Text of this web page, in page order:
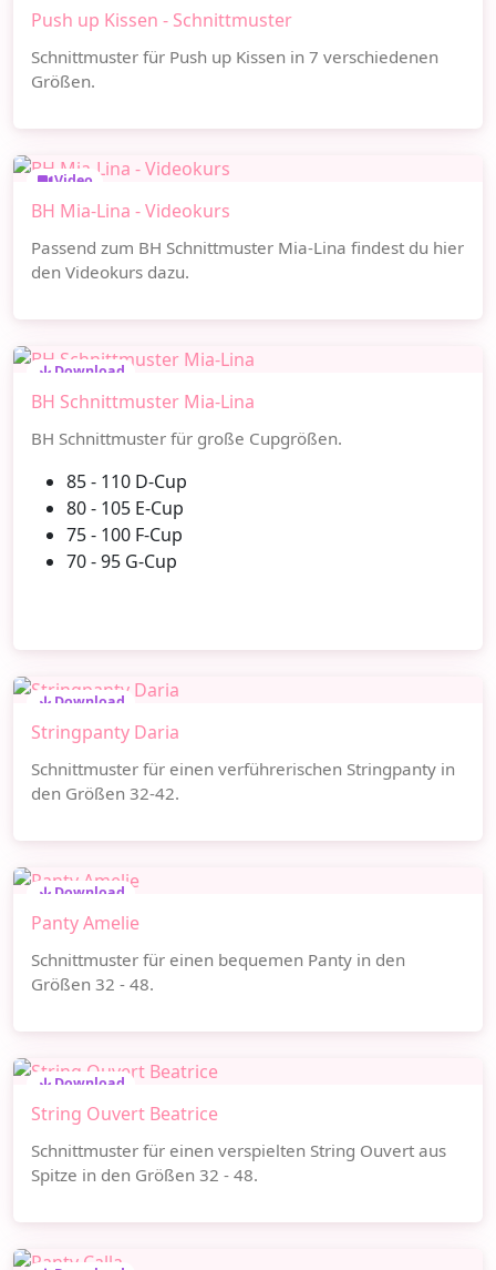
Push up Kissen - Schnittmuster
Schnittmuster für Push up Kissen in 7 verschiedenen
Größen.
Video
BH Mia-Lina - Videokurs
Passend zum BH Schnittmuster Mia-Lina findest du hier
den Videokurs dazu.
Download
BH Schnittmuster Mia-Lina
BH Schnittmuster für große Cupgrößen.
85 - 110 D-Cup
80 - 105 E-Cup
75 - 100 F-Cup
70 - 95 G-Cup
Download
Stringpanty Daria
Schnittmuster für einen verführerischen Stringpanty in
den Größen 32-42.
Download
Panty Amelie
Schnittmuster für einen bequemen Panty in den
Größen 32 - 48.
Download
String Ouvert Beatrice
Schnittmuster für einen verspielten String Ouvert aus
Spitze in den Größen 32 - 48.